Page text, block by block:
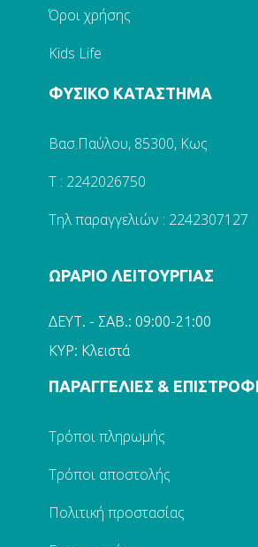
Όροι χρήσης
Kids Life
ΦΥΣΙΚΟ ΚΑΤΑΣΤΗΜΑ
Βασ.Παύλου, 85300, Κως
Τ : 2242026750
Τηλ παραγγελιών : 2242307127
ΩΡΑΡΙΟ ΛΕΙΤΟΥΡΓΙΑΣ
ΔΕΥΤ. - ΣΑΒ.: 09:00-21:00
ΚΥΡ: Κλειστά
ΠΑΡΑΓΓΕΛΙΕΣ &
Τρόποι πληρωμής
Τρόποι αποστολής
Πολιτική προστασίας